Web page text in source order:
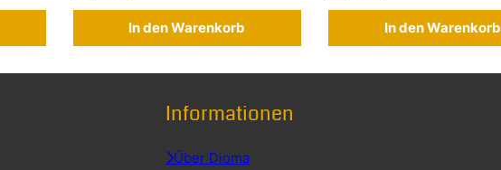
In den Warenkorb In den Warenkorb
Informationen
Über Dioma